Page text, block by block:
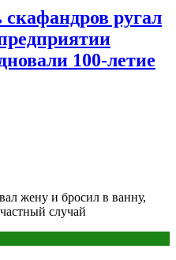
скафандров ругал
100-летие
жену и бросил в ванну,
случай